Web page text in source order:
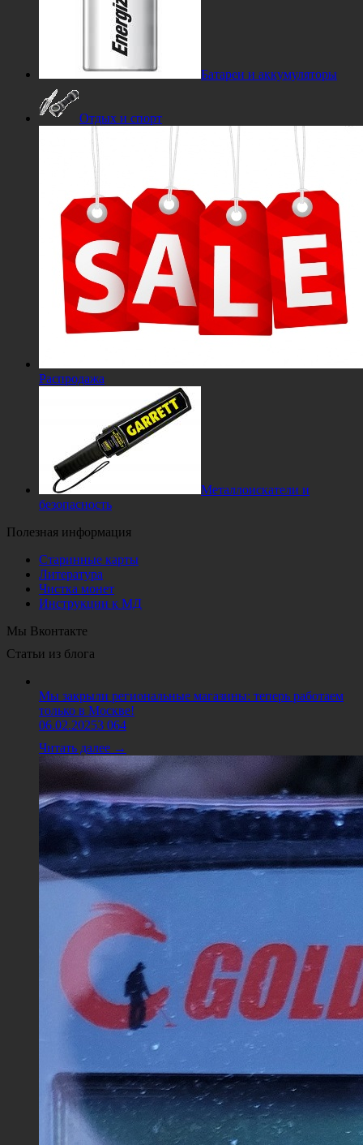
Батареи и аккумуляторы
Отдых и спорт
Распродажа
Металлоискатели и
безопасность
Полезная информация
Старинные карты
Литература
Чистка монет
Инструкции к МД
Мы Вконтакте
Статьи из блога
Мы закрыли региональные магазины: теперь работаем
только в Москве!
06.02.20253 064
Читать далее →